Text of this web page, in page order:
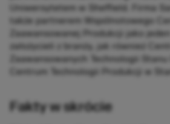
Uniwersytetem w Sheffield. Firma
także partnerem Wspólnotowego
Zaawansowanej Produkcji jako
założycieli z branży, jak również
Zaawansowanych Technologii
Centrum Technologii Produkcji w
Fakty w skrócie